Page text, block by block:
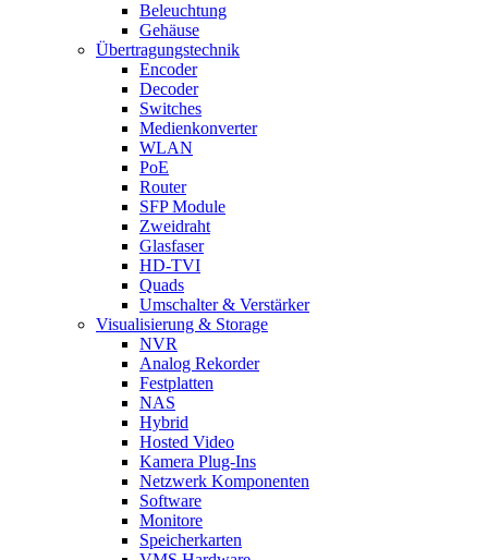
Beleuchtung
Gehäuse
Übertragungstechnik
Encoder
Decoder
Switches
Medienkonverter
WLAN
PoE
Router
SFP Module
Zweidraht
Glasfaser
HD-TVI
Quads
Umschalter & Verstärker
Visualisierung & Storage
NVR
Analog Rekorder
Festplatten
NAS
Hybrid
Hosted Video
Kamera Plug-Ins
Netzwerk Komponenten
Software
Monitore
Speicherkarten